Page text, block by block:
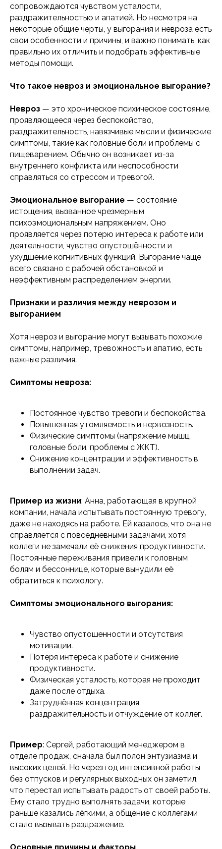
сопровождаются чувством усталости,
раздражительностью и апатией. Но несмотря на
некоторые общие черты, у выгорания и невроза есть
свои особенности и причины, и важно понимать, как
правильно их отличить и подобрать эффективные
методы помощи.
Что такое невроз и эмоциональное выгорание?
Невроз — это хроническое психическое состояние,
проявляющееся через беспокойство,
раздражительность, навязчивые мысли и физические
симптомы, такие как головные боли и проблемы с
пищеварением. Обычно он возникает из-за
внутреннего конфликта или неспособности
справляться со стрессом и тревогой.
Эмоциональное выгорание — состояние
истощения, вызванное чрезмерным
психоэмоциональным напряжением. Оно
проявляется через потерю интереса к работе или
деятельности, чувство опустошённости и
ухудшение когнитивных функций. Выгорание чаще
всего связано с рабочей обстановкой и
неэффективным распределением энергии​.
Признаки и различия между неврозом и
выгоранием
Хотя невроз и выгорание могут вызывать похожие
симптомы, например, тревожность и апатию, есть
важные различия.
Симптомы невроза:
Постоянное чувство тревоги и беспокойства.
Повышенная утомляемость и нервозность.
Физические симптомы (напряжение мышц,
головные боли, проблемы с ЖКТ).
Снижение концентрации и эффективность в
выполнении задач.
Пример из жизни: Анна, работающая в крупной
компании, начала испытывать постоянную тревогу,
даже не находясь на работе. Ей казалось, что она не
справляется с повседневными задачами, хотя
коллеги не замечали её снижения продуктивности.
Постоянные переживания привели к головным
болям и бессоннице, которые вынудили её
обратиться к психологу.
Симптомы эмоционального выгорания:
Чувство опустошенности и отсутствия
мотивации.
Потеря интереса к работе и снижение
продуктивности.
Физическая усталость, которая не проходит
даже после отдыха.
Затруднённая концентрация,
раздражительность и отчуждение от коллег.
Пример: Сергей, работающий менеджером в
отделе продаж, сначала был полон энтузиазма и
высоких целей. Но через год интенсивной работы
без отпусков и регулярных выходных он заметил,
что перестал испытывать радость от своей работы.
Ему стало трудно выполнять задачи, которые
раньше казались лёгкими, а общение с коллегами
стало вызывать раздражение.